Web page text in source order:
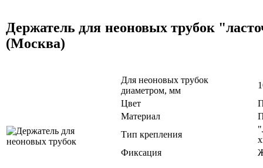
Держатель для неоновых трубок
(Москва)
Для неоновых трубок
диаметром, мм
Цвет
Материал
Тип крепления
Фиксация